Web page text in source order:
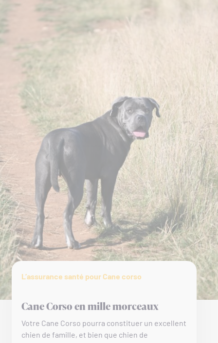
L’assurance santé pour Cane corso
Cane Corso en mille morceaux
Votre Cane Corso pourra constituer un excellent
chien de famille, et bien que chien de